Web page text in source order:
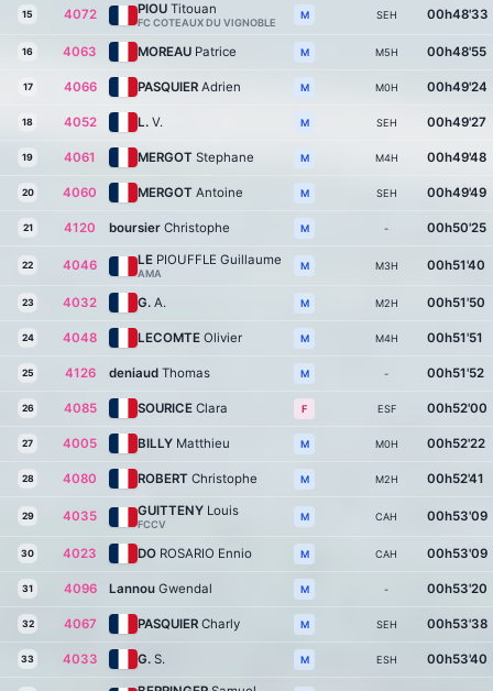
15 4072 PIOU Titouan
FC COTEAUX DU VIGNOBLE
M SEH 00h48'33
16 4063 MOREAU Patrice M M5H 00h48'55
17 4066 PASQUIER Adrien M M0H 00h49'24
18 4052 L. V. M SEH 00h49'27
19 4061 MERGOT Stephane M M4H 00h49'48
20 4060 MERGOT Antoine M SEH 00h49'49
21 4120 boursier Christophe M - 00h50'25
22 4046 LE PIOUFFLE Guillaume
AMA
M M3H 00h51'40
23 4032 G. A. M M2H 00h51'50
24 4048 LECOMTE Olivier M M4H 00h51'51
25 4126 deniaud Thomas M - 00h51'52
26 4085 SOURICE Clara F ESF 00h52'00
27 4005 BILLY Matthieu M M0H 00h52'22
28 4080 ROBERT Christophe M M2H 00h52'41
29 4035 GUITTENY Louis
FCCV
M CAH 00h53'09
30 4023 DO ROSARIO Ennio M CAH 00h53'09
31 4096 Lannou Gwendal M - 00h53'20
32 4067 PASQUIER Charly M SEH 00h53'38
33 4033 G. S. M ESH 00h53'40